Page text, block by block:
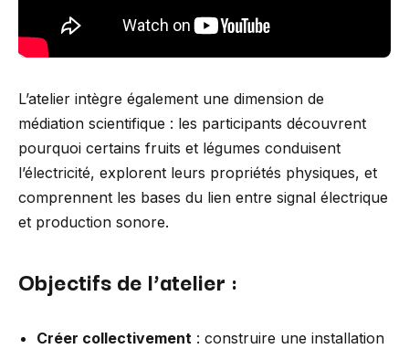
L’atelier intègre également une dimension de
médiation scientifique : les participants découvrent
pourquoi certains fruits et légumes conduisent
l’électricité, explorent leurs propriétés physiques, et
comprennent les bases du lien entre signal électrique
et production sonore.
Objectifs de l’atelier :
Créer collectivement : construire une installation